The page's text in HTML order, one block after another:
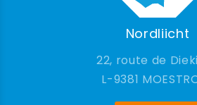
Nordliicht
22, route de
9381